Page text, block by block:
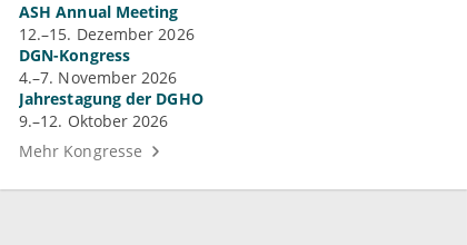
ASH Annual Meeting
12.–15. Dezember 2026
DGN-Kongress
4.–7. November 2026
Jahrestagung der DGHO
9.–12. Oktober 2026
Mehr Kongresse